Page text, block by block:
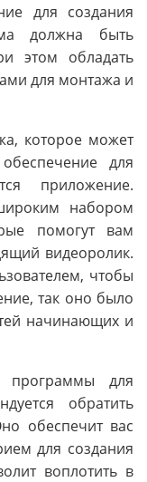
для создания
должна быть
этом обладать
для монтажа и
которое может
для
приложение.
набором
помогут вам
видеоролик.
чтобы
так оно было
начинающих и
для
обратить
обеспечит вас
для создания
воплотить в